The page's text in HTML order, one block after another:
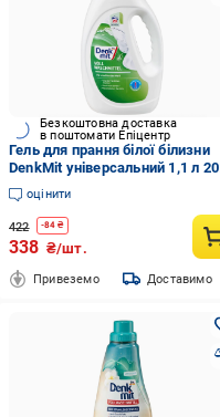
Безкоштовна доставка
в поштомати Епіцентр
Гель для прання білої білизни
DenkMit універсальний 1,1 л 20
прань (EPI-15102025-726)
оцінити
422 -84 ₴
338 ₴/шт.
Привеземо Доставимо